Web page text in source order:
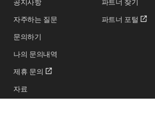
공지사항
자주하는 질문
문의하기
나의 문의내역
제휴 문의
자료
파트너 찾기
파트너 포털